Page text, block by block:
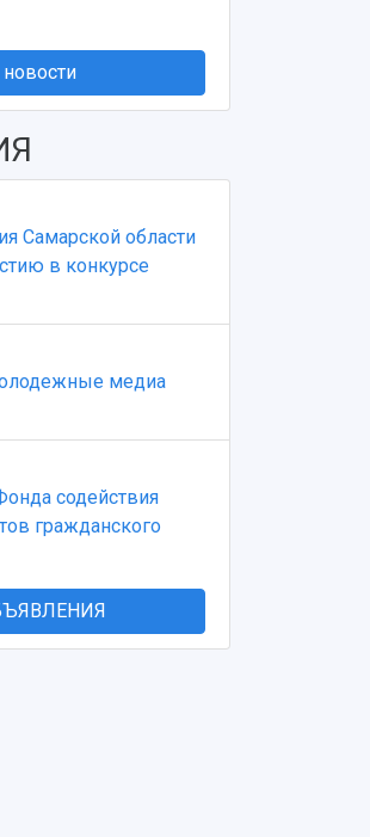
Самарской области
в конкурсе
медиа
содействия
гражданского